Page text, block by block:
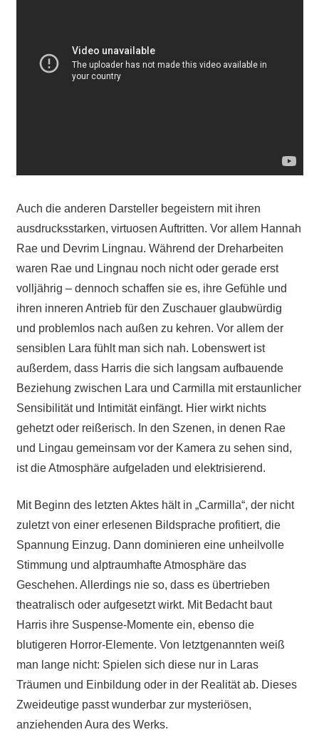
Auch die anderen Darsteller begeistern mit ihren
ausdrucksstarken, virtuosen Auftritten. Vor allem Hannah
Rae und Devrim Lingnau. Während der Dreharbeiten
waren Rae und Lingnau noch nicht oder gerade erst
volljährig – dennoch schaffen sie es, ihre Gefühle und
ihren inneren Antrieb für den Zuschauer glaubwürdig
und problemlos nach außen zu kehren. Vor allem der
sensiblen Lara fühlt man sich nah. Lobenswert ist
außerdem, dass Harris die sich langsam aufbauende
Beziehung zwischen Lara und Carmilla mit erstaunlicher
Sensibilität und Intimität einfängt. Hier wirkt nichts
gehetzt oder reißerisch. In den Szenen, in denen Rae
und Lingau gemeinsam vor der Kamera zu sehen sind,
ist die Atmosphäre aufgeladen und elektrisierend.
Mit Beginn des letzten Aktes hält in „Carmilla“, der nicht
zuletzt von einer erlesenen Bildsprache profitiert, die
Spannung Einzug. Dann dominieren eine unheilvolle
Stimmung und alptraumhafte Atmosphäre das
Geschehen. Allerdings nie so, dass es übertrieben
theatralisch oder aufgesetzt wirkt. Mit Bedacht baut
Harris ihre Suspense-Momente ein, ebenso die
blutigeren Horror-Elemente. Von letztgenannten weiß
man lange nicht: Spielen sich diese nur in Laras
Träumen und Einbildung oder in der Realität ab. Dieses
Zweideutige passt wunderbar zur mysteriösen,
anziehenden Aura des Werks.